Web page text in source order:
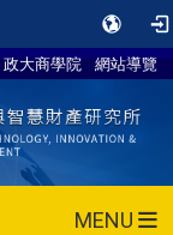
政大商學院 網站導覽
MENU